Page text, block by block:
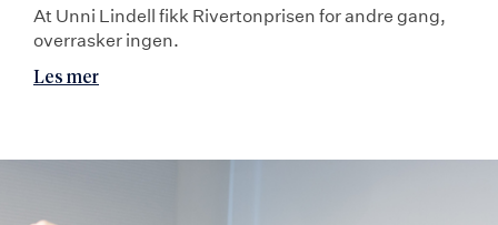
At Unni Lindell fikk Rivertonprisen for andre gang,
overrasker ingen.
Les mer